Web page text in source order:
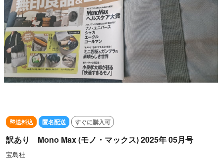
送料込 匿名配送 すぐに購入可
訳あり Mono Max (モノ・マックス) 2025年 05月号
宝島社